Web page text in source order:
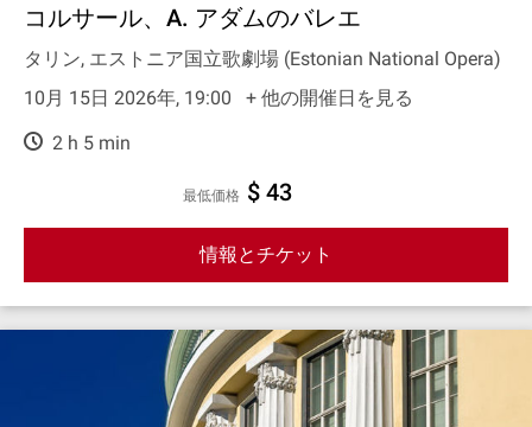
コルサール、A. アダムのバレエ
タリン, エストニア国立歌劇場 (Estonian National Opera)
10月 15日 2026年, 19:00
+ 他の開催日を見る
2 h 5 min
最低価格 $ 43
情報とチケット